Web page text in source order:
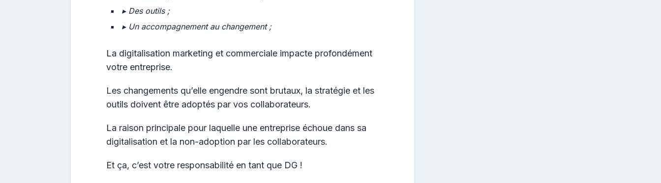
▸ Des outils ;
▸ Un accompagnement au changement ;
La digitalisation marketing et commerciale impacte profondément
votre entreprise.
Les changements qu’elle engendre sont brutaux, la stratégie et les
outils doivent être adoptés par vos collaborateurs.
La raison principale pour laquelle une entreprise échoue dans sa
digitalisation et la non-adoption par les collaborateurs.
Et ça, c’est votre responsabilité en tant que DG !